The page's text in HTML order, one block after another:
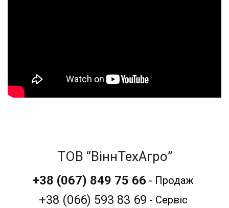
ТОВ “ВіннТехАгро”
+38 (067) 849 75 66 - Продаж
+38 (066) 593 83 69 - Сервіс